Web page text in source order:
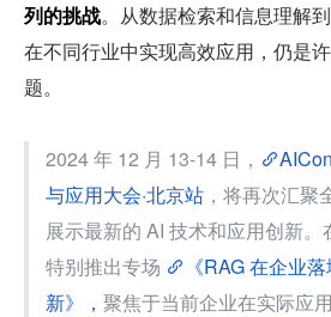
列的挑战。从数据检索和信息理解
在不同行业中实现高效应用，仍是
题。
2024 年 12 月 13-14 日，
与应用大会·北京站 ，将再次汇聚
展示最新的 AI 技术和应用创新
特别推出专场
《RAG 在企业
新》， 聚焦于当前企业在实际应